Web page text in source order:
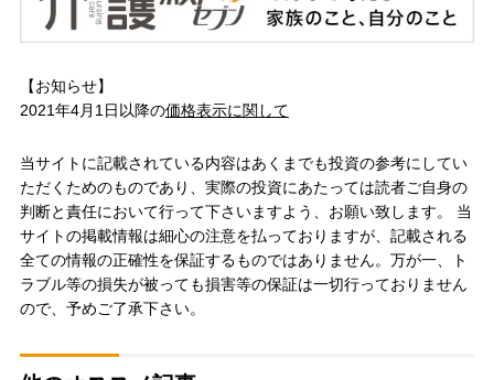
【お知らせ】
2021年4月1日以降の価格表示に関して
当サイトに記載されている内容はあくまでも投資の参考にしてい
ただくためのものであり、実際の投資にあたっては読者ご自身の
判断と責任において行って下さいますよう、お願い致します。 当
サイトの掲載情報は細心の注意を払っておりますが、記載される
全ての情報の正確性を保証するものではありません。万が一、ト
ラブル等の損失が被っても損害等の保証は一切行っておりません
ので、予めご了承下さい。